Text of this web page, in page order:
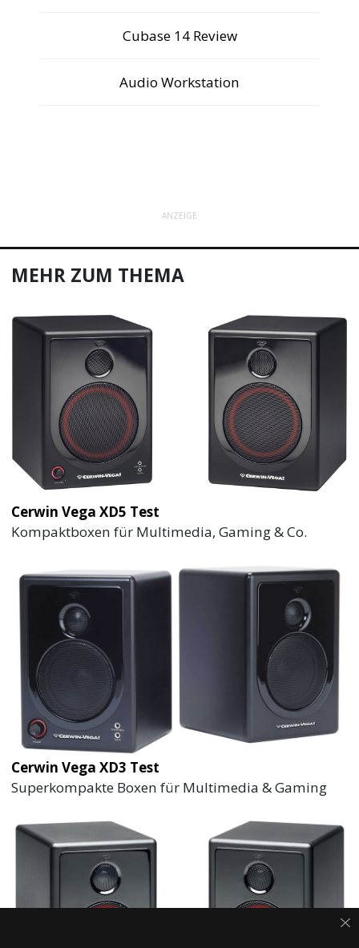
Cubase 14 Review
Audio Workstation
ANZEIGE
MEHR ZUM THEMA
Cerwin Vega XD5 Test
Kompaktboxen für Multimedia, Gaming & Co.
Cerwin Vega XD3 Test
Superkompakte Boxen für Multimedia & Gaming